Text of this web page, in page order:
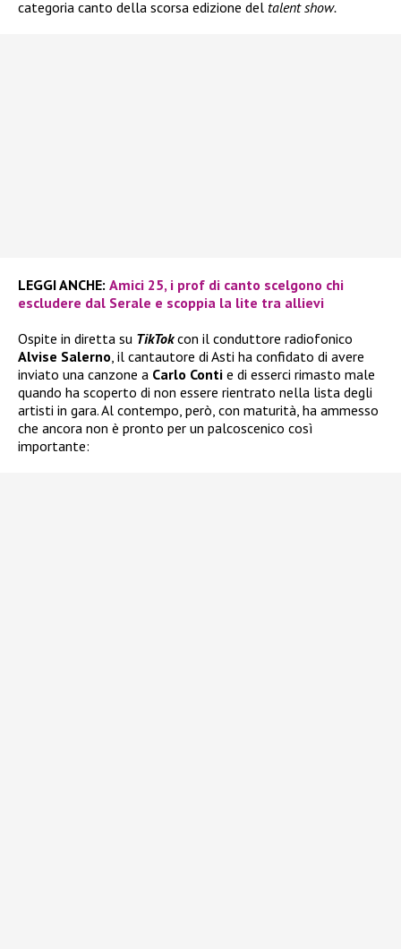
categoria canto della scorsa edizione del talent show.
LEGGI ANCHE: Amici 25, i prof di canto scelgono chi
escludere dal Serale e scoppia la lite tra allievi
Ospite in diretta su TikTokcon il conduttore radiofonico
Alvise Salerno, il cantautore di Asti ha confidato di avere
inviato una canzone a Carlo Conti e di esserci rimasto male
quando ha scoperto di non essere rientrato nella lista degli
artisti in gara. Al contempo, però, con maturità, ha ammesso
che ancora non è pronto per un palcoscenico così
importante: